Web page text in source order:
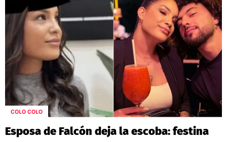
COLO COLO
Esposa de Falcón deja la escoba: festina